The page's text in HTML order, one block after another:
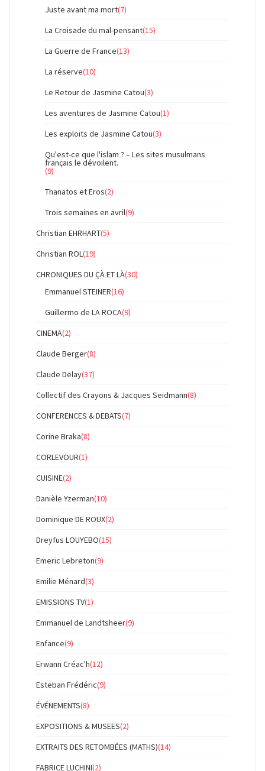
Juste avant ma mort(7)
La Croisade du mal-pensant(15)
La Guerre de France(13)
La réserve(10)
Le Retour de Jasmine Catou(3)
Les aventures de Jasmine Catou(1)
Les exploits de Jasmine Catou(3)
Qu'est-ce que l'islam ? – Les sites musulmans
français le dévoilent.
(9)
Thanatos et Eros(2)
Trois semaines en avril(9)
Christian EHRHART(5)
Christian ROL(19)
CHRONIQUES DU ÇÀ ET LÀ(30)
Emmanuel STEINER(16)
Guillermo de LA ROCA(9)
CINEMA(2)
Claude Berger(8)
Claude Delay(37)
Collectif des Crayons & Jacques Seidmann(8)
CONFERENCES & DEBATS(7)
Corine Braka(8)
CORLEVOUR(1)
CUISINE(2)
Danièle Yzerman(10)
Dominique DE ROUX(2)
Dreyfus LOUYEBO(15)
Emeric Lebreton(9)
Emilie Ménard(3)
EMISSIONS TV(1)
Emmanuel de Landtsheer(9)
Enfance(9)
Erwann Créac'h(12)
Esteban Frédéric(9)
ÉVÉNEMENTS(8)
EXPOSITIONS & MUSEES(2)
EXTRAITS DES RETOMBÉES (MATHS)(14)
FABRICE LUCHINI(2)